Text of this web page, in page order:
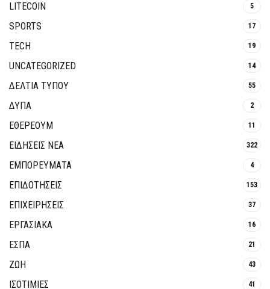
LITECOIN 5
SPORTS 17
TECH 19
UNCATEGORIZED 14
ΔΕΛΤΙΑ ΤΥΠΟΥ 55
ΔΥΠΑ 2
ΕΘΈΡΕΟΥΜ 11
ΕΙΔΗΣΕΙΣ ΝΕΑ 322
ΕΜΠΟΡΕΥΜΑΤΑ 4
ΕΠΙΔΟΤΗΣΕΙΣ 153
ΕΠΙΧΕΙΡΗΣΕΙΣ 37
ΕΡΓΑΣΙΑΚΑ 16
ΕΣΠΑ 21
ΖΩΗ 43
ΙΣΟΤΙΜΙΕΣ 41